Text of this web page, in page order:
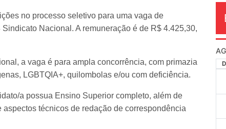
no processo seletivo para uma vaga de
Nacional. A remuneração é de R$ 4.425,30,
a vaga é para ampla concorrência, com primazia
LGBTQIA+, quilombolas e/ou com deficiência.
a possua Ensino Superior completo, além de
técnicos de redação de correspondência